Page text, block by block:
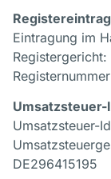
Eintragung im
Umsatzsteuer-
Umsatzsteuer-
DE296415195